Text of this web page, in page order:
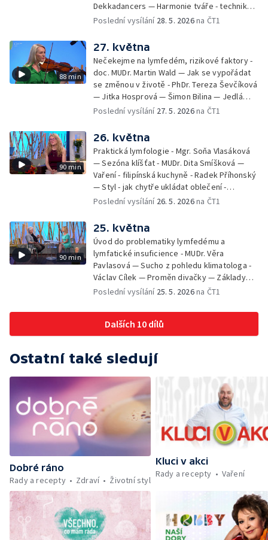
Dekkadancers — Harmonie tváře - techniky
přírodního omlazení - Martina Kavecká —
Petr Bednařík — Počasí s Michalem Žákem
Poslední vysílání 28. 5. 2026na ČT1
88 min
27. května
Nečekejme na lymfedém, rizikové faktory -
doc. MUDr. Martin Wald — Jak se vypořádat
se změnou v životě - PhDr. Tereza Ševčíková
— Jitka Hosprová — Šimon Bilina — Jedlá
zahrada - Petra Matějková — Kulturní tipy
Poslední vysílání 27. 5. 2026na ČT1
90 min
26. května
Praktická lymfologie - Mgr. Soňa Vlasáková
— Sezóna klíšťat - MUDr. Dita Smíšková —
Vaření - filipínská kuchyně - Radek Příhonský
— Styl - jak chytře ukládat oblečení -
Veronika Slaninová — Běháme s dětmi - jak
Schneiderová — Colours of Ostrava - Filip
Košťálek a Jan Vojtko — Tajemství křišťálové
planety - Jan Maxián, Petr Horák a Adélka
Hesová — Český svaz ochránců přírody - Eva
Šrailová
Poslední vysílání 26. 5. 2026na ČT1
90 min
25. května
Úvod do problematiky lymfedému a
lymfatické insuficience - MUDr. Věra
Pavlasová — Sucho z pohledu klimatologa -
Václav Cílek — Proměn divačky — Základy
bezpečnosti dětí na inline bruslích - Petr
Zooterapie - praktické využití - Linda
Tinková — Pražské jaro - Klára Boudalová,
Marko Ivanović
Poslední vysílání 25. 5. 2026na ČT1
Dalších 10 dílů
Ostatní také sledují
Dobré ráno
Rady a recepty
Zdraví Životní styl
Kluci v akci
Rady a recepty
Vaření